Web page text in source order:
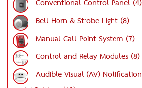
Conventional Control Panel (4)
Bell Horn & Strobe Light (8)
Manual Call Point System (7)
Control and Relay Modules (8)
Audible Visual (AV) Notification